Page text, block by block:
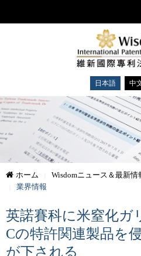
日本語 中
ホーム Wisdomニュース＆最新情
業界情報
英諾賽科に米窒化ガ
Cの特許関連製品を
が下される